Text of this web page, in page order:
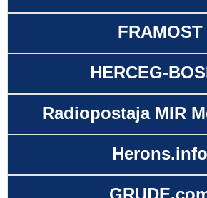
FRAMOST
HERCEG-
Radiopostaja MIR
Herons.info